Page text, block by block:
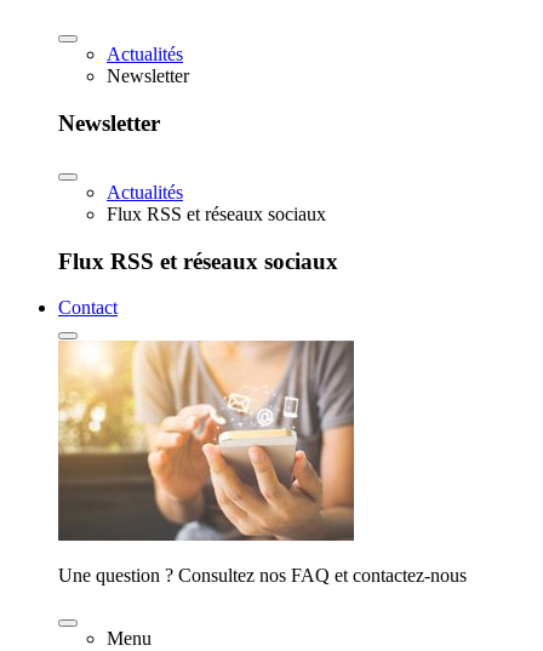
Actualités
Newsletter
Newsletter
Actualités
Flux RSS et réseaux sociaux
Flux RSS et réseaux sociaux
Contact
Une question ? Consultez nos FAQ et contactez-nous
Menu